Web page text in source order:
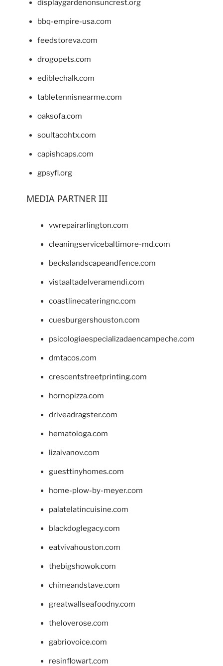
displaygardenonsuncrest.org
bbq-empire-usa.com
feedstoreva.com
drogopets.com
ediblechalk.com
tabletennisnearme.com
oaksofa.com
soultacohtx.com
capishcaps.com
gpsyfl.org
MEDIA PARTNER III
vwrepairarlington.com
cleaningservicebaltimore-md.com
beckslandscapeandfence.com
vistaaltadelveramendi.com
coastlinecateringnc.com
cuesburgershouston.com
psicologiaespecializadaencampeche.com
dmtacos.com
crescentstreetprinting.com
hornopizza.com
driveadragster.com
hematologa.com
lizaivanov.com
guesttinyhomes.com
home-plow-by-meyer.com
palatelatincuisine.com
blackdoglegacy.com
eatvivahouston.com
thebigshowok.com
chimeandstave.com
greatwallseafoodny.com
theloverose.com
gabriovoice.com
resinflowart.com